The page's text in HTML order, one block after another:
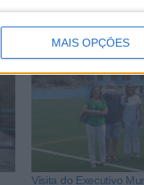
MAIS OPÇÕES
Visita do Executivo